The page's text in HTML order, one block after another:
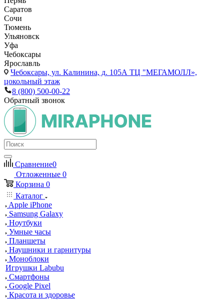
Саратов
Сочи
Тюмень
Ульяновск
Уфа
Чебоксары
Ярославль
Чебоксары, ул. Калинина, д. 105А ТЦ "МЕГАМОЛЛ»,
цокольный этаж
8 (800) 500-00-22
Обратный звонок
Сравнение0
Отложенные 0
Корзина 0
Каталог
Apple iPhone
Samsung Galaxy
Ноутбуки
Умные часы
Планшеты
Наушники и гарнитуры
Моноблоки
Игрушки Labubu
Смартфоны
Google Pixel
Красота и здоровье